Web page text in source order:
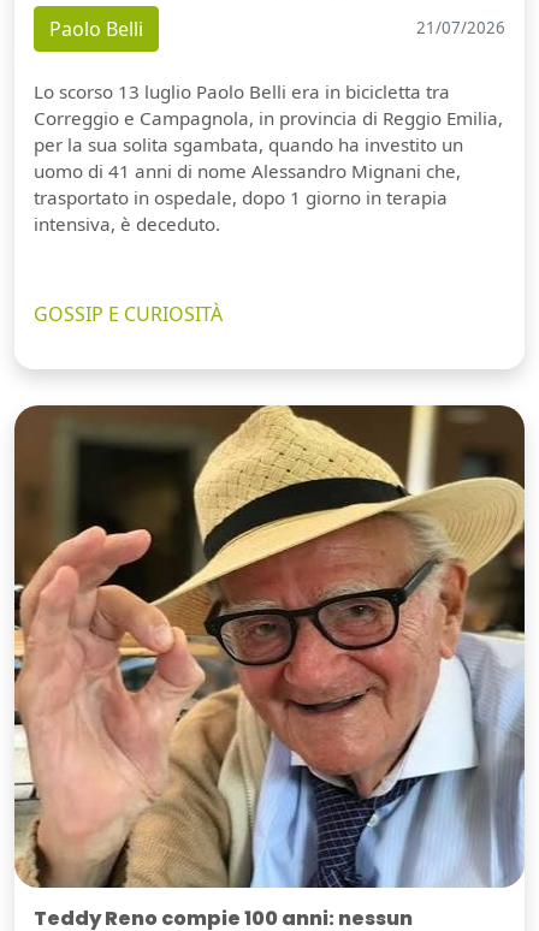
Paolo Belli 21/07/2026
Lo scorso 13 luglio Paolo Belli era in bicicletta tra
Correggio e Campagnola, in provincia di Reggio Emilia,
per la sua solita sgambata, quando ha investito un
uomo di 41 anni di nome Alessandro Mignani che,
trasportato in ospedale, dopo 1 giorno in terapia
intensiva, è deceduto.
GOSSIP E CURIOSITÀ
Teddy Reno compie 100 anni: nessun